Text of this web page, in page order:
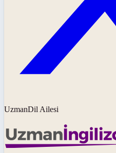
UzmanDil Ailesi